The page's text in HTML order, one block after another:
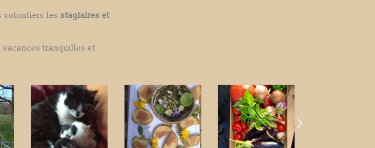
volontiers les stagiaires et
vacances tranquilles et